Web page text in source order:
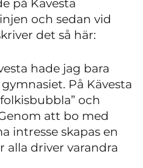
på Kävesta
och sedan vid
det så här:
hade jag bara
På Kävesta
och
att bo med
intresse skapas en
alla driver varandra